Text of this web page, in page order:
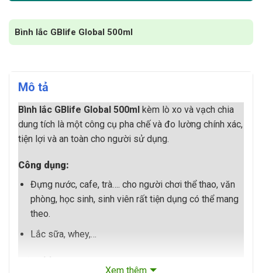
Bình lắc GBlife Global 500ml
Mô tả
Bình lắc GBlife Global 500ml kèm lò xo và vạch chia
dung tích là một công cụ pha chế và đo lường chính xác,
tiện lợi và an toàn cho người sử dụng.
Công dụng:
Đựng nước, cafe, trà…. cho người chơi thể thao, văn
phòng, học sinh, sinh viên rất tiện dụng có thể mang
theo.
Lắc sữa, whey,…
Đặc điểm:
Xem thêm